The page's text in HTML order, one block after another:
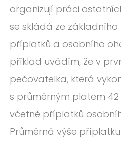
organizují práci
se skládá ze
příplatků a osobního
příklad uvádím, že v
pečovatelka, která
s průměrným platem 42
včetně příplatků
Průměrná výše